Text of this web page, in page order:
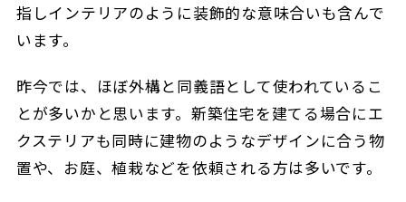
指しインテリアのように装飾的な意味合いも含んで
います。
昨今では、ほぼ外構と同義語として使われているこ
とが多いかと思います。新築住宅を建てる場合にエ
クステリアも同時に建物のようなデザインに合う物
置や、お庭、植栽などを依頼される方は多いです。